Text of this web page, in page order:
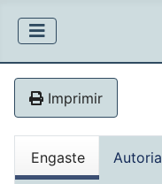
Imprimir
Engaste Autoria